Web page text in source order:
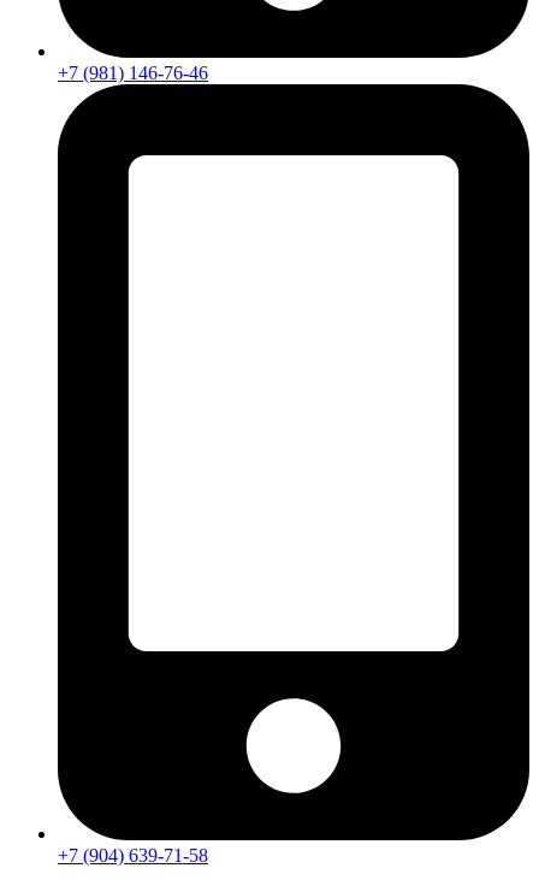
+7 (981) 146-76-46
+7 (904) 639-71-58